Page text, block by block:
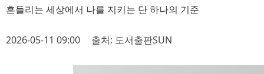
흔들리는 세상에서 나를 지키는 단 하나의 기준
2026-05-11 09:00 출처: 도서출판SUN